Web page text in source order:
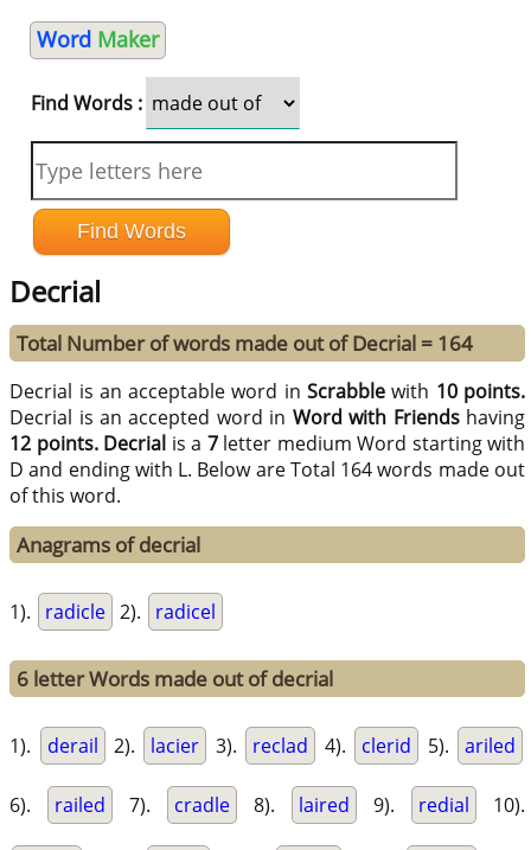
Word Maker
Find Words :
Decrial
Total Number of words made out of Decrial = 164
Decrial is an acceptable word inScrabble with 10 points.
Decrial is an accepted word in Word with Friendshaving
12 points. Decrial is a 7letter medium Word starting with
D and ending with L. Below are Total 164 words made out
of this word.
Anagrams of decrial
1). radicle 2). radicel
6 letter Words made out of decrial
1). derail 2). lacier 3). reclad 4). clerid 5). ariled
6). railed 7). cradle 8). laired 9). redial 10).